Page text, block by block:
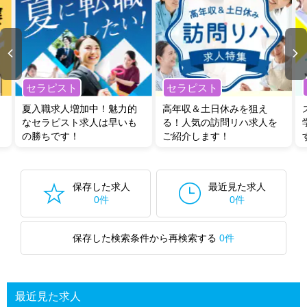
セラピスト
夏入職求人増加中！魅力的
なセラピスト求人は早いも
の勝ちです！
セラピスト
高年収＆土日休みを狙え
る！人気の訪問リハ求人を
ご紹介します！
保存した求人
0件
最近見た求人
0件
保存した検索条件から再検索する 0件
最近見た求人